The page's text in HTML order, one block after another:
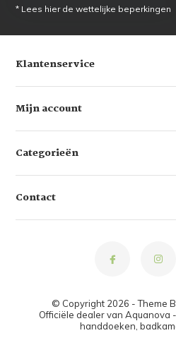
* Lees hier de wettelijke beperkingen
Klantenservice
Mijn account
Categorieën
Contact
© Copyright 2026 - Theme
Officiële dealer van Aquanova
handdoeken,